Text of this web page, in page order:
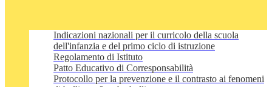
Indicazioni nazionali per il curricolo della scuola
dell'infanzia e del primo ciclo di istruzione
Regolamento di Istituto
Patto Educativo di Corresponsabilità
Protocollo per la prevenzione e il contrasto ai fenomeni